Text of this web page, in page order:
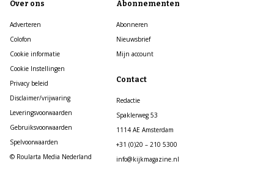
Over ons
Adverteren
Colofon
Cookie informatie
Cookie Instellingen
Privacy beleid
Disclaimer/vrijwaring
Leveringsvoorwaarden
Gebruiksvoorwaarden
Spelvoorwaarden
© Roularta Media Nederland
Abonnementen
Abonneren
Nieuwsbrief
Mijn account
Contact
Redactie
Spaklerweg 53
1114 AE Amsterdam
+31 (0)20 – 210 5300
info@kijkmagazine.nl